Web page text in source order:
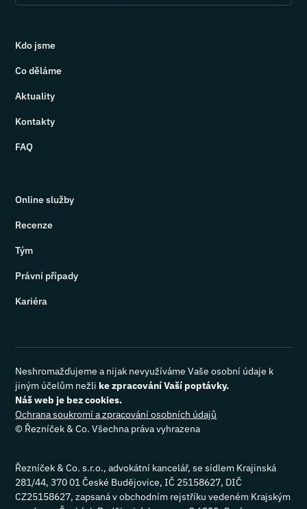
Kdo jsme
Co děláme
Aktuality
Kontakty
FAQ
Online služby
Recenze
Tým
Právní případy
Kariéra
© Řezníček & Co. Všechna práva vyhrazena
Ochrana soukromí a zpracování osobních údajů
Neshromažďujeme a nijak nevyužíváme Vaše osobní údaje k
jiným účelům nežli ke zpracování Vaší poptávky.
Náš web je bez cookies.
Řezníček & Co. s.r.o., advokátní kancelář, se sídlem Krajinská
281/44, 370 01 České Budějovice, IČ 25158627, DIČ
CZ25158627, zapsaná v obchodním rejstříku vedeném Krajským